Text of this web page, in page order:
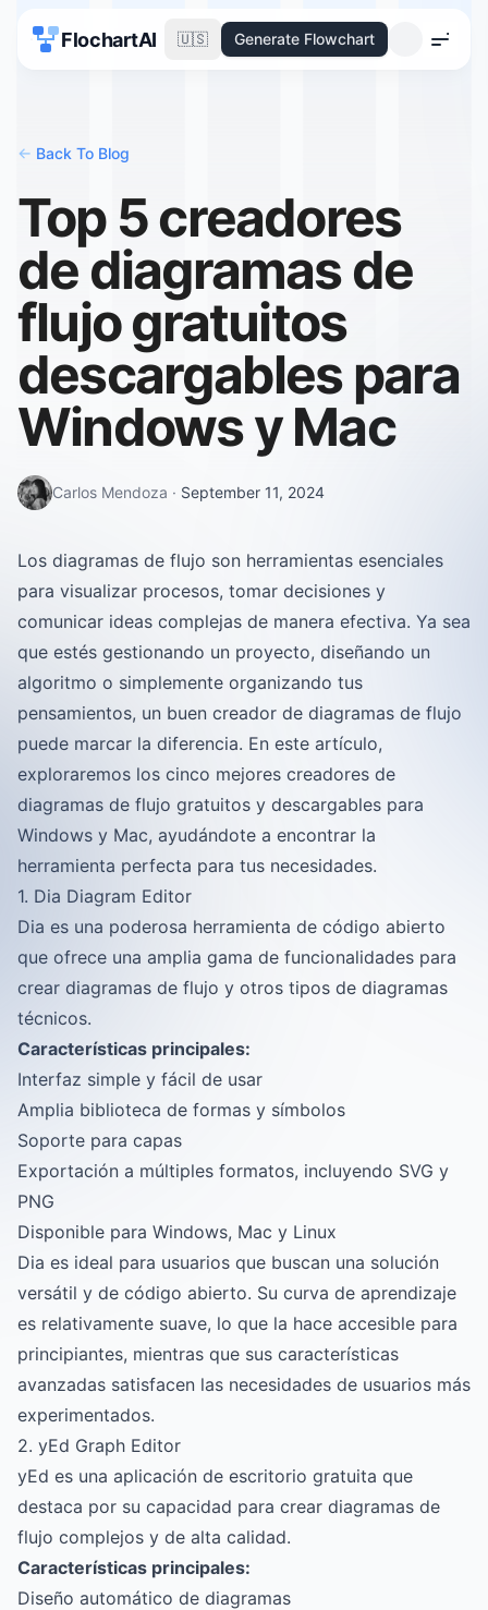
FlochartAI 🇺🇸 Generate Flowchart
Menu
<- Back To Blog
Top 5 creadores
de diagramas de
flujo gratuitos
descargables para
Windows y Mac
Carlos Mendoza · September 11, 2024
Los diagramas de flujo son herramientas esenciales
para visualizar procesos, tomar decisiones y
comunicar ideas complejas de manera efectiva. Ya sea
que estés gestionando un proyecto, diseñando un
algoritmo o simplemente organizando tus
pensamientos, un buen creador de diagramas de flujo
puede marcar la diferencia. En este artículo,
exploraremos los cinco mejores creadores de
diagramas de flujo gratuitos y descargables para
Windows y Mac, ayudándote a encontrar la
herramienta perfecta para tus necesidades.
1. Dia Diagram Editor
Dia es una poderosa herramienta de código abierto
que ofrece una amplia gama de funcionalidades para
crear diagramas de flujo y otros tipos de diagramas
técnicos.
Características principales:
Interfaz simple y fácil de usar
Amplia biblioteca de formas y símbolos
Soporte para capas
Exportación a múltiples formatos, incluyendo SVG y
PNG
Disponible para Windows, Mac y Linux
Dia es ideal para usuarios que buscan una solución
versátil y de código abierto. Su curva de aprendizaje
es relativamente suave, lo que la hace accesible para
principiantes, mientras que sus características
avanzadas satisfacen las necesidades de usuarios más
experimentados.
2. yEd Graph Editor
yEd es una aplicación de escritorio gratuita que
destaca por su capacidad para crear diagramas de
flujo complejos y de alta calidad.
Características principales:
Diseño automático de diagramas